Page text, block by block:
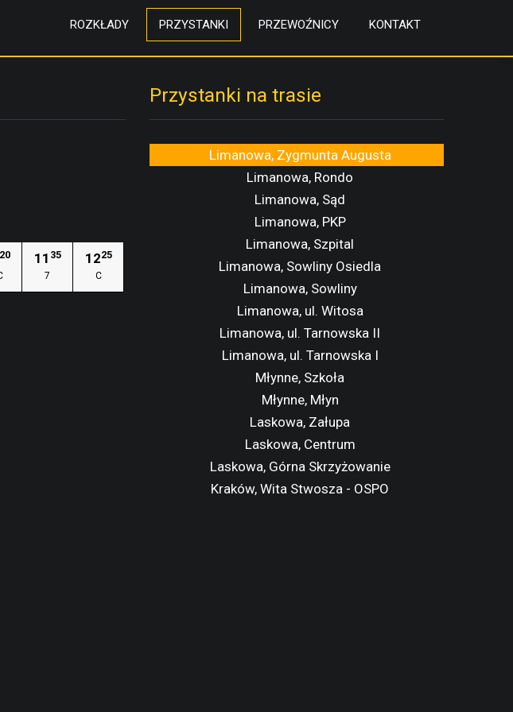
ROZKŁADY PRZYSTANKI PRZEWOŹNICY KONTAKT
20 11 35
7
1225
C
Przystanki na trasie
Limanowa, Zygmunta Augusta
Limanowa, Rondo
Limanowa, Sąd
Limanowa, PKP
Limanowa, Szpital
Limanowa, Sowliny Osiedla
Limanowa, Sowliny
Limanowa, ul. Witosa
Limanowa, ul. Tarnowska II
Limanowa, ul. Tarnowska I
Młynne, Szkoła
Młynne, Młyn
Laskowa, Załupa
Laskowa, Centrum
Laskowa, Górna Skrzyżowanie
Kraków, Wita Stwosza - OSPO